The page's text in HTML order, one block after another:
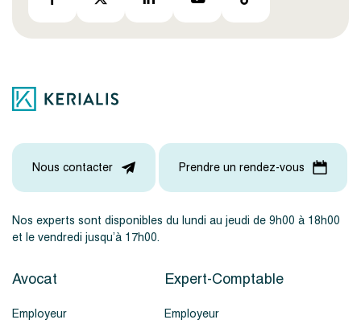
Nos experts sont disponibles du lundi au jeudi de 9h00 à 18h00
et le vendredi jusqu’à 17h00.
Nous contacter Prendre un rendez-vous
Avocat
Employeur
Expert-Comptable
Employeur